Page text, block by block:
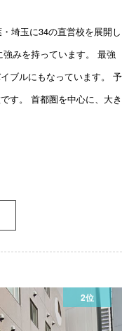
埼玉に34の直営校を展開し
みを持っています。 最強
ブルにもなっています。 予
す。 首都圏を中心に、大き
2位